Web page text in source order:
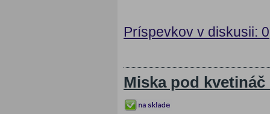
Príspevkov v diskusii: 0
Miska pod kvetináč